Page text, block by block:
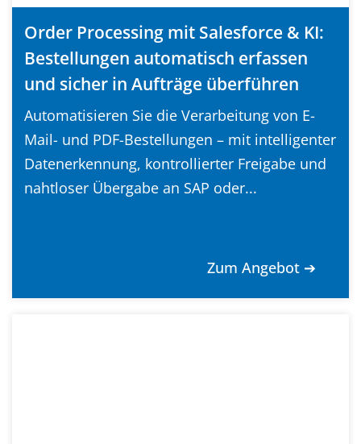
Order Processing mit Salesforce & KI:
Bestellungen automatisch erfassen
und sicher in Aufträge überführen
Automatisieren Sie die Verarbeitung von E-
Mail- und PDF-Bestellungen – mit intelligenter
Datenerkennung, kontrollierter Freigabe und
nahtloser Übergabe an SAP oder...
Zum Angebot ➔